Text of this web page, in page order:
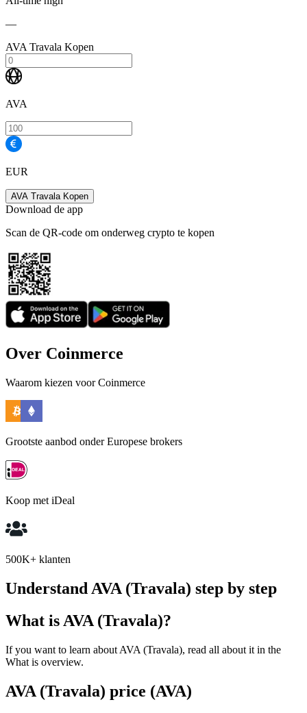
—
AVA Travala Kopen
AVA
EUR
AVA Travala Kopen
Download de app
Scan de QR-code om onderweg crypto te kopen
Over Coinmerce
Waarom kiezen voor Coinmerce
Grootste aanbod onder Europese brokers
Koop met iDeal
500K+ klanten
Understand AVA (Travala) step by step
What is AVA (Travala)?
If you want to learn about AVA (Travala), read all about it in the
What is overview.
AVA (Travala) price (AVA)